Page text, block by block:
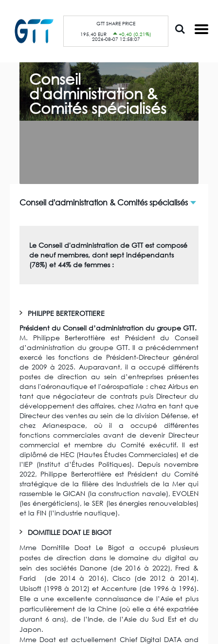
GTT SHARE PRICE
195,40 EUR
+0,40 (0,21%)
2026-08-07 12:58:07
F
i
l
d
i
a
Conseil
d'administration &
Comités spécialisés
Conseil d'administration & Comités spécialisés
Le Conseil d'administration de GTT est composé
de neuf membres, dont sept indépendants
(78%) et 44% de femmes :
PHILIPPE BERTEROTTIERE
Président du Conseil d’administration du groupe GTT.
M. Philippe Berterottière est Président du Conseil
d’administration du groupe GTT. Il a précédemment
exercé les fonctions de Président-Directeur général
de 2009 à 2025. Auparavant, il a occupé différents
postes de direction au sein d’entreprises présentes
dans l'aéronautique et l'aérospatiale : chez Airbus en
tant que négociateur de contrats puis Directeur du
développement des affaires, chez Matra en tant que
Directeur des ventes au sein de la division Défense, et
chez Arianespace, où il a occupé différentes
fonctions commerciales avant de devenir Directeur
commercial et membre du Comité exécutif. Il est
diplômé de HEC (Hautes Études Commerciales) et de
l’IEP (Institut d’Études Politiques). Depuis novembre
2022, Philippe Berterottière est Président du Comité
stratégique de la filière des Industriels de la Mer qui
rassemble le GICAN (la construction navale), EVOLEN
(les énergéticiens), le SER (les énergies renouvelables)
et la FIN (l’industrie nautique).
DOMITILLE DOAT LE BIGOT
Mme Domitille Doat Le Bigot a occupé plusieurs
postes de direction dans le domaine du digital au
sein des sociétés Danone (de 2016 à 2022), Fred &
Farid (de 2014 à 2016), Cisco (de 2012 à 2014),
Ubisoft (1998 à 2012) et Accenture (de 1996 à 1996).
Elle a une excellente connaissance de l’Asie et plus
particulièrement de la Chine (où elle a été expatriée
durant 6 ans), de l’Inde, de l’Asie du Sud Est et du
Japon.
Mme Doat est actuellement Chief Digital DATA and